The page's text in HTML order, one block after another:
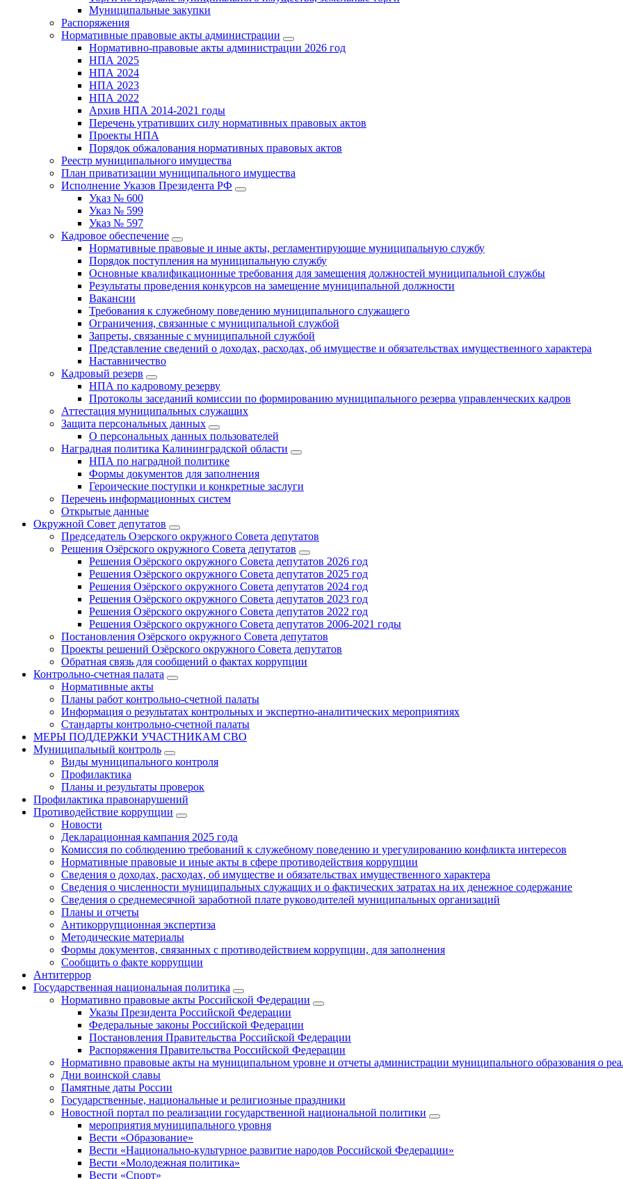
Муниципальные закупки
Распоряжения
Нормативные правовые акты администрации
Нормативно-правовые акты администрации 2026 год
НПА 2025
НПА 2024
НПА 2023
НПА 2022
Архив НПА 2014-2021 годы
Перечень утративших силу нормативных правовых актов
Проекты НПА
Порядок обжалования нормативных правовых актов
Реестр муниципального имущества
План приватизации муниципального имущества
Исполнение Указов Президента РФ
Указ № 600
Указ № 599
Указ № 597
Кадровое обеспечение
Нормативные правовые и иные акты, регламентирующие муниципальную службу
Порядок поступления на муниципальную службу
Основные квалификационные требования для замещения должностей муниципальной службы
Результаты проведения конкурсов на замещение муниципальной должности
Вакансии
Требования к служебному поведению муниципального служащего
Ограничения, связанные с муниципальной службой
Запреты, связанные с муниципальной службой
Представление сведений о доходах, расходах, об имуществе и обязательствах имущественного характера
Наставничество
Кадровый резерв
НПА по кадровому резерву
Протоколы заседаний комиссии по формированию муниципального резерва управленческих кадров
Аттестация муниципальных служащих
Защита персональных данных
О персональных данных пользователей
Наградная политика Калининградской области
НПА по наградной политике
Формы документов для заполнения
Героические поступки и конкретные заслуги
Перечень информационных систем
Открытые данные
Окружной Совет депутатов
Председатель Озерского окружного Совета депутатов
Решения Озёрского окружного Совета депутатов
Решения Озёрского окружного Совета депутатов 2026 год
Решения Озёрского окружного Совета депутатов 2025 год
Решения Озёрского окружного Совета депутатов 2024 год
Решения Озёрского окружного Совета депутатов 2023 год
Решения Озёрского окружного Совета депутатов 2022 год
Решения Озёрского окружного Совета депутатов 2006-2021 годы
Постановления Озёрского окружного Совета депутатов
Проекты решений Озёрского окружного Совета депутатов
Обратная связь для сообщений о фактах коррупции
Контрольно-счетная палата
Нормативные акты
Планы работ контрольно-счетной палаты
Информация о результатах контрольных и экспертно-аналитических мероприятиях
Стандарты контрольно-счетной палаты
МЕРЫ ПОДДЕРЖКИ УЧАСТНИКАМ СВО
Муниципальный контроль
Виды муниципального контроля
Профилактика
Планы и результаты проверок
Профилактика правонарушений
Противодействие коррупции
Новости
Декларационная кампания 2025 года
Комиссия по соблюдению требований к служебному поведению и урегулированию конфликта интересов
Нормативные правовые и иные акты в сфере противодействия коррупции
Сведения о доходах, расходах, об имуществе и обязательствах имущественного характера
Сведения о численности муниципальных служащих и о фактических затратах на их денежное содержание
Сведения о среднемесячной заработной плате руководителей муниципальных организаций
Планы и отчеты
Антикоррупционная экспертиза
Методические материалы
Формы документов, связанных с противодействием коррупции, для заполнения
Сообщить о факте коррупции
Антитеррор
Государственная национальная политика
Нормативно правовые акты Российской Федерации
Указы Президента Российской Федерации
Федеральные законы Российской Федерации
Постановления Правительства Российской Федерации
Распоряжения Правительства Российской Федерации
Нормативно правовые акты на муниципальном уровне и отчеты администрации муниципального образования о
Дни воинской славы
Памятные даты России
Государственные, национальные и религиозные праздники
Новостной портал по реализации государственной национальной политики
мероприятия муниципального уровня
Вести «Образование»
Вести «Национально-культурное развитие народов Российской Федерации»
Вести «Молодежная политика»
Вести «Спорт»